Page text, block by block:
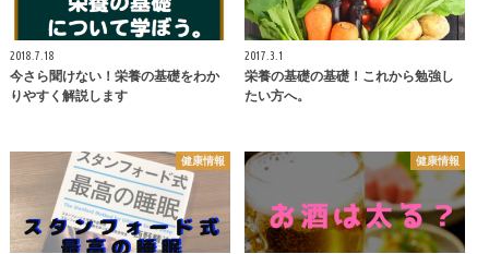
2018.7.18
今さら聞けない！栄養の基礎をわか
りやすく解説します
2017.3.1
栄養の基礎の基礎！これから勉強し
たい方へ。
健康情報 健康情報